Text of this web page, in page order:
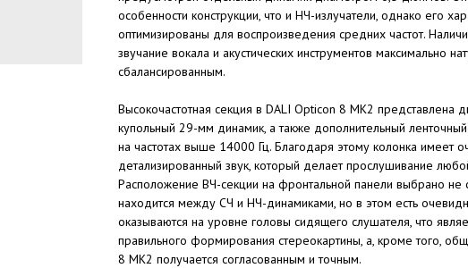
особенности конструкции, что и НЧ-излучатели, однако его
оптимизированы для воспроизведения средних частот.
звучание вокала и акустических инструментов максимально
сбалансированным.
Высокочастотная секция в DALI Opticon 8 MK2 представлена
купольный 29-мм динамик, а также дополнительный
на частотах выше 14000 Гц. Благодаря этому колонка имеет
детализированный звук, который делает прослушивание
Расположение ВЧ-секции на фронтальной панели выбрано
находится между СЧ и НЧ-динамиками, но в этом есть
оказываются на уровне головы сидящего слушателя, что
правильного формирования стереокартины, а, кроме того,
8 MK2 получается согласованным и точным.